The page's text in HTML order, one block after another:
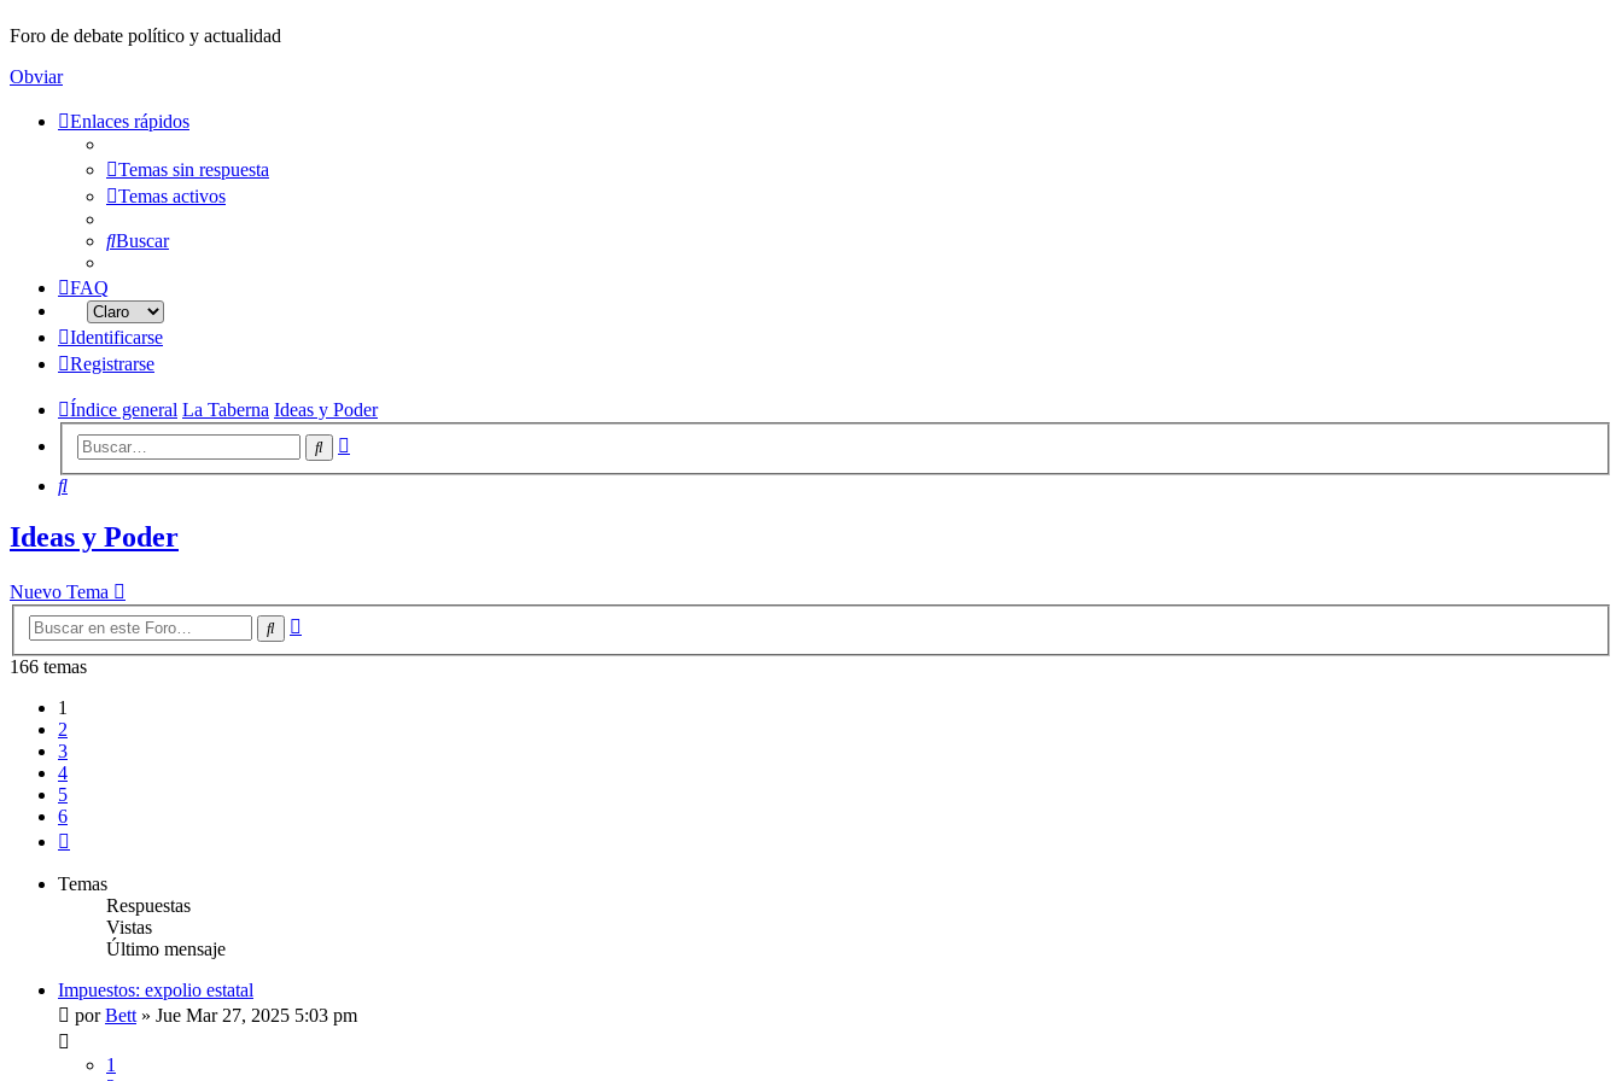
Foro de debate político y actualidad
Obviar
Enlaces rápidos
Temas sin respuesta
Temas activos
Buscar
FAQ
Identificarse
Registrarse
Índice general La Taberna Ideas y Poder
Buscar
Buscar
Ideas y Poder
Nuevo Tema
Buscar
166 temas
1
2
3
4
5
6
Temas
Respuestas
Vistas
Último mensaje
Impuestos: expolio estatal
porBett» Jue Mar 27, 2025 5:03 pm
1